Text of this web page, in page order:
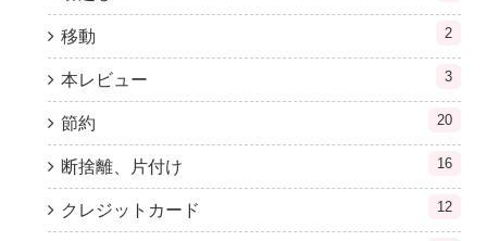
移動 2
本レビュー 3
節約 20
断捨離、片付け 16
クレジットカード 12